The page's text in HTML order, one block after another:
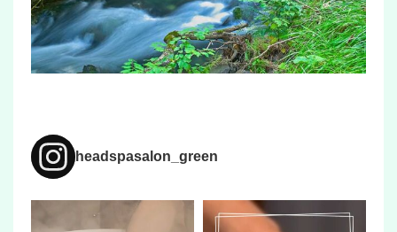
headspasalon_green